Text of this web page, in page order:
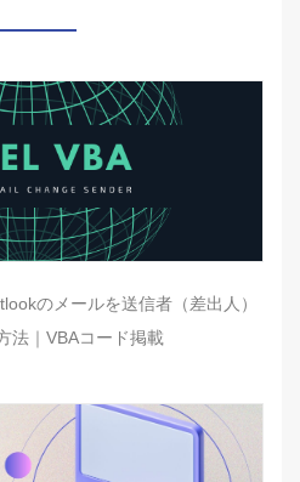
のメールを送信者（差出人）
法｜VBAコード掲載